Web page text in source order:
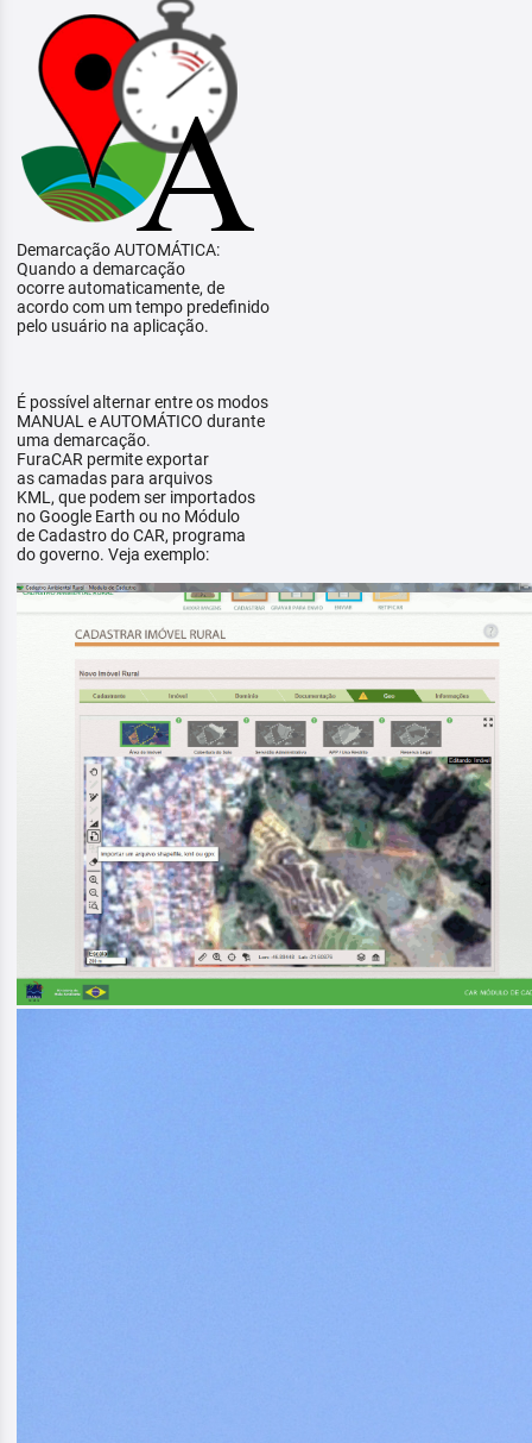
Demarcação AUTOMÁTICA:
Quando a demarcação
ocorre automaticamente, de
acordo com um tempo predefinido
pelo usuário na aplicação.
É possível alternar entre os modos
MANUAL e AUTOMÁTICO durante
uma demarcação.
FuraCAR permite exportar
as camadas para arquivos
KML, que podem ser importados
no Google Earth ou no Módulo
de Cadastro do CAR, programa
do governo. Veja exemplo: